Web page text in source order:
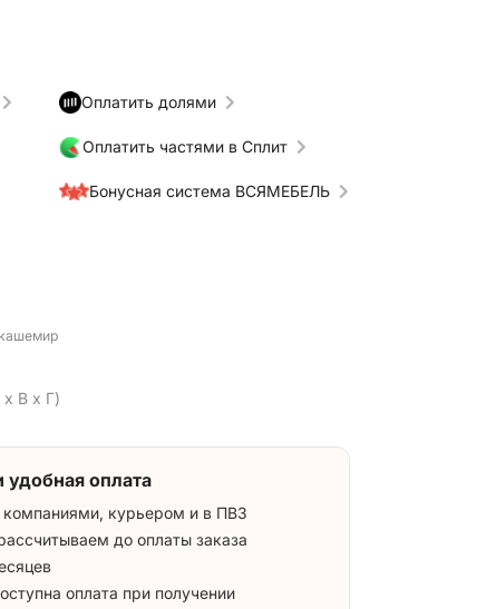
Оплатить долями
Оплатить частями в Сплит
Бонусная система ВСЯМЕБЕЛЬ
В x Г)
удобная оплата
курьером и в ПВЗ
до оплаты заказа
оплата при получении